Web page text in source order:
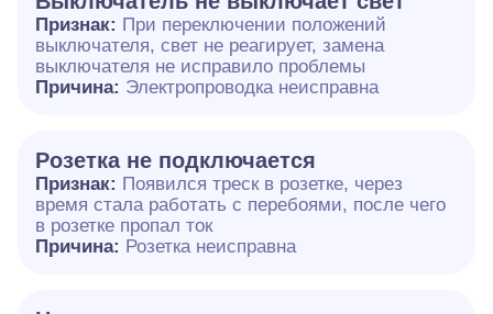
Признак: При переключении положений
выключателя, свет не реагирует, замена
выключателя не исправило проблемы
Причина: Электропроводка неисправна
Розетка не подключается
Признак: Появился треск в розетке, через
время стала работать с перебоями, после чего
в розетке пропал ток
Причина: Розетка неисправна